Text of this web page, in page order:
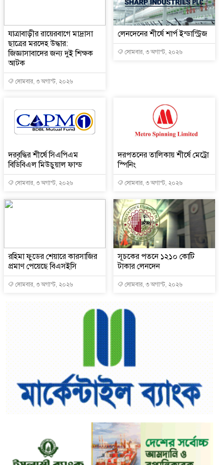
যাত্রাবাড়ীর রায়েরবাগে মাদ্রাসা
ছাত্রের মরদেহ উদ্ধার:
জিজ্ঞাসাবাদের জন্য দুই শিক্ষক
আটক
সোমবার, ৩ অগাস্ট, ২০২৬
লেনদেনের শীর্ষে শার্প ইন্ডাস্ট্রিজ
সোমবার, ৩ অগাস্ট, ২০২৬
দরবৃদ্ধির শীর্ষে সিএপিএম
বিডিবিএল মিউচুয়াল ফান্ড
সোমবার, ৩ অগাস্ট, ২০২৬
দরপতনের তালিকায় শীর্ষে মেট্রো
স্পিনিং
সোমবার, ৩ অগাস্ট, ২০২৬
রহিমা ফুডের শেয়ারে কারসাজির
প্রমাণ পেয়েছে বিএসইসি
সোমবার, ৩ অগাস্ট, ২০২৬
সূচকের পতনে ১২১০ কোটি
টাকার লেনদেন
সোমবার, ৩ অগাস্ট, ২০২৬